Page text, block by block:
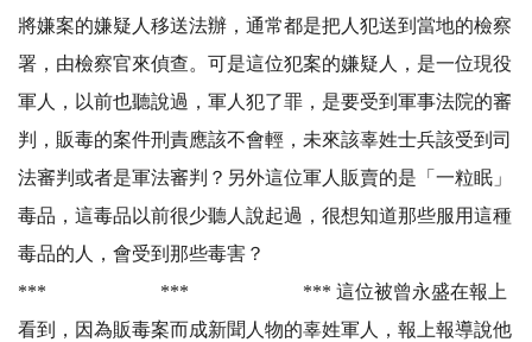
將嫌案的嫌疑人移送法辦，通常都是把人犯送到當地的檢察
署，由檢察官來偵查。可是這位犯案的嫌疑人，是一位現役
軍人，以前也聽說過，軍人犯了罪，是要受到軍事法院的審
判，販毒的案件刑責應該不會輕，未來該辜姓士兵該受到司
法審判或者是軍法審判？另外這位軍人販賣的是「一粒眠」
毒品，這毒品以前很少聽人說起過，很想知道那些服用這種
毒品的人，會受到那些毒害？
*** *** *** 這位被曾永盛在報上
看到，因為販毒案而成新聞人物的辜姓軍人，報上報導說他